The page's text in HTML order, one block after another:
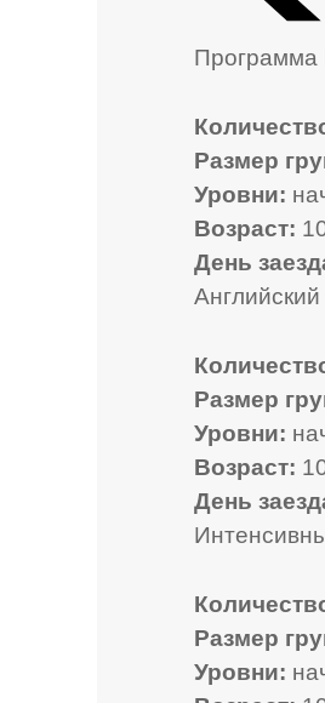
Программа
Размер
Уровни:
Возраст:
День
Размер
Уровни:
Возраст:
День
Размер
Уровни: